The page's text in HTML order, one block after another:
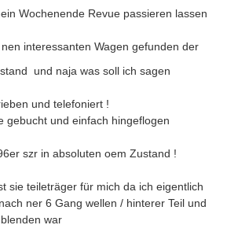
Wochenende Revue passieren lassen
interessanten Wagen gefunden der
und naja was soll ich sagen
und telefoniert !
gebucht und einfach hingeflogen
szr in absoluten oem Zustand !
sie teileträger für mich da ich eigentlich
ner 6 Gang wellen / hinterer Teil und
war